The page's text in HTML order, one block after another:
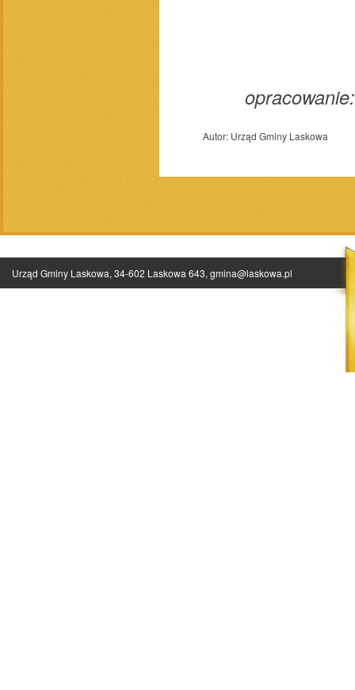
Autor: Urząd Gminy Laskowa
Urząd Gminy Laskowa, 34-602 Laskowa 643, gmina@laskowa.pl